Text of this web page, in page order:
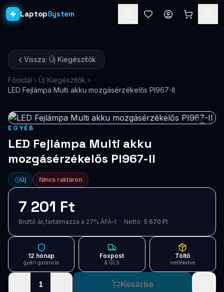
LaptopSystem
Asztali PC-k
Workstation PRO
Monitorok
Kiegészítők
Akciók
Ajándékkártya
Szolgáltatások
Vissza: Új Kiegészítők
Főoldal
Új Kiegészítők
LED Fejlámpa Multi akku mozgásérzékelős PI967-II
EGYÉB
LED Fejlámpa Multi akku
mozgásérzékelős PI967-II
Új Nincs raktáron
7 201 Ft
Bruttó ár, tartalmazza a 27% ÁFÁ-t · Nettó: 5 670 Ft
12 hónap
gyári garancia
Foxpost
& GLS
Töltő
mellékelve
1 Kosárba